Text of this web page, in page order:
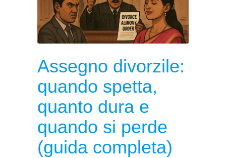
Assegno divorzile:
quando spetta,
quanto dura e
quando si perde
(guida completa)